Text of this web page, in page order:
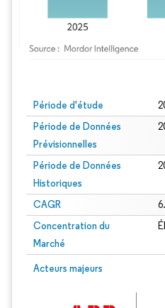
Période d'étude
Période de Données
Prévisionnelles
Période de Données
Historiques
CAGR
Concentration du
Marché
Acteurs majeurs